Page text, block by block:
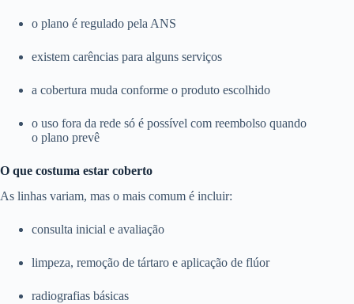
o plano é regulado pela ANS
existem carências para alguns serviços
a cobertura muda conforme o produto escolhido
o uso fora da rede só é possível com reembolso quando
o plano prevê
O que costuma estar coberto
As linhas variam, mas o mais comum é incluir:
consulta inicial e avaliação
limpeza, remoção de tártaro e aplicação de flúor
radiografias básicas